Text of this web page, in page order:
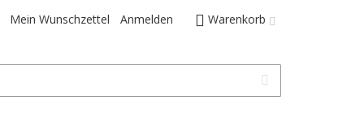
Warenkorb
Mein Wunschzettel Anmelden